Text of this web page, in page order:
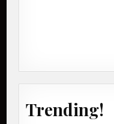
Trending!